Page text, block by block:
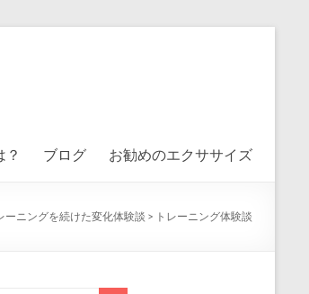
？ ブログ お勧めのエクササイズ
ニングを続けた変化体験談 > トレーニング体験談